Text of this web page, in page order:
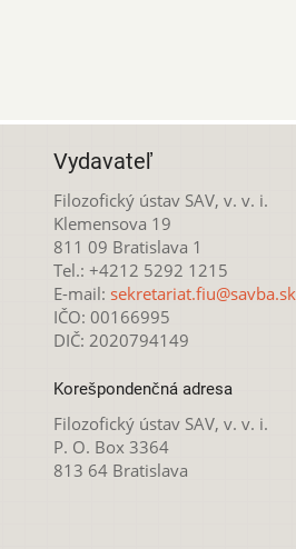
Vydavateľ
Filozofický ústav SAV, v. v. i.
Klemensova 19
811 09 Bratislava 1
Tel.: +4212 5292 1215
E-mail: sekretariat.fiu@savba.sk
IČO: 00166995
DIČ: 2020794149
Korešpondenčná adresa
Filozofický ústav SAV, v. v. i.
P. O. Box 3364
813 64 Bratislava